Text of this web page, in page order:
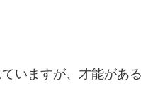
いますが、才能がある